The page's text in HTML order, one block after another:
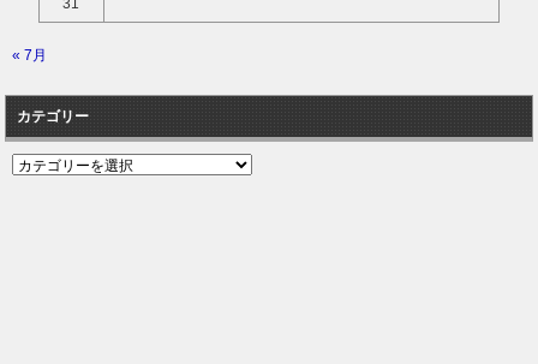
« 7月
カテゴリー
カ